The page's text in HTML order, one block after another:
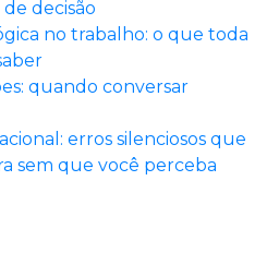
decisão
no trabalho: o que toda
quando conversar
erros silenciosos que
sem que você perceba